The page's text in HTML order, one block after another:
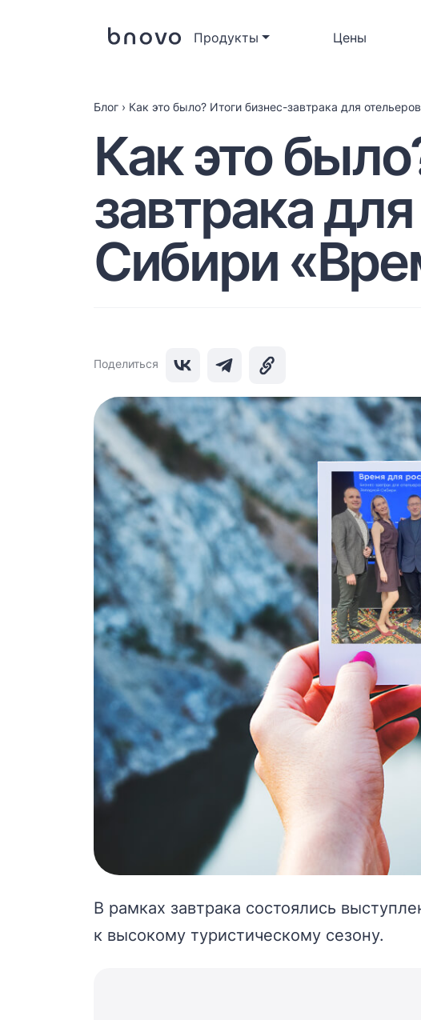
Продукты Цены
Блог › Как это было? Итоги бизнес-завтрака для
Как это
завтрака
Сибири
Поделиться
В рамках завтрака состоялись
к высокому туристическому сезону.